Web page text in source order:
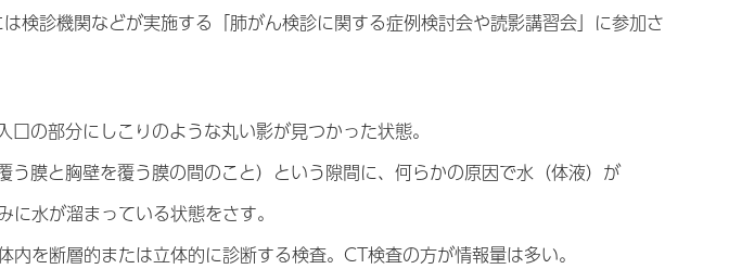
検診機関などが実施する「肺がん検診に関する症例検討会や読影講習会」に参加さ
の部分にしこりのような丸い影が見つかった状態。
う膜と胸壁を覆う膜の間のこと）という隙間に、何らかの原因で水（体液）が
水が溜まっている状態をさす。
を断層的または立体的に診断する検査。CT検査の方が情報量は多い。